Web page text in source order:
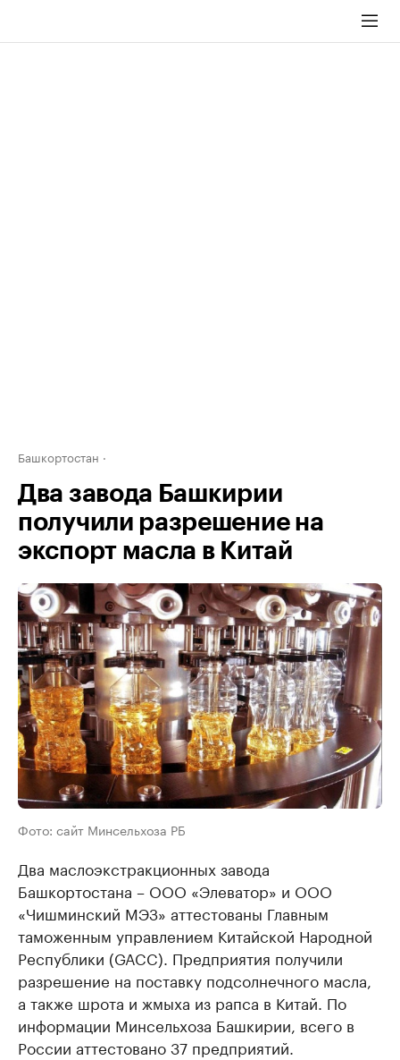
Башкортостан
Два завода Башкирии
получили разрешение на
экспорт масла в Китай
Фото: сайт Минсельхоза РБ
Два маслоэкстракционных завода
Башкортостана – ООО «Элеватор» и ООО
«Чишминский МЭЗ» аттестованы Главным
таможенным управлением Китайской Народной
Республики (GACC). Предприятия получили
разрешение на поставку подсолнечного масла,
а также шрота и жмыха из рапса в Китай. По
информации Минсельхоза Башкирии, всего в
России аттестовано 37 предприятий.